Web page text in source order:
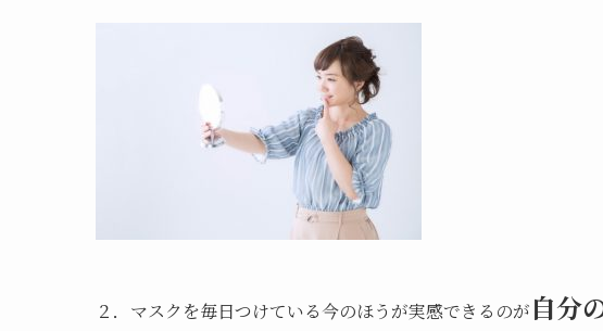
２．マスクを毎日つけている今のほうが実感できるのが 自分